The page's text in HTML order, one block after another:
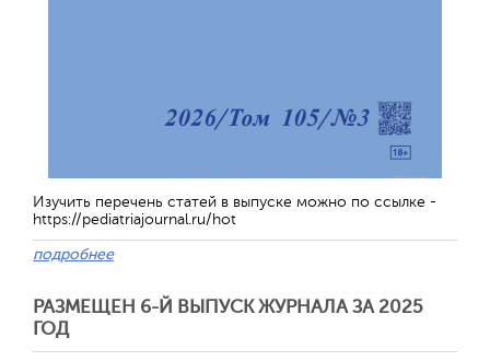
Изучить перечень статей в выпуске можно по ссылке -
https://pediatriajournal.ru/hot
подробнее
РАЗМЕЩЕН 6-Й ВЫПУСК ЖУРНАЛА ЗА 2025
ГОД